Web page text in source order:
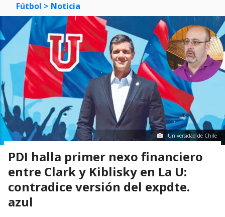
Fútbol > Noticia
Universidad de Chile
PDI halla primer nexo financiero
entre Clark y Kiblisky en La U:
contradice versión del expdte.
azul